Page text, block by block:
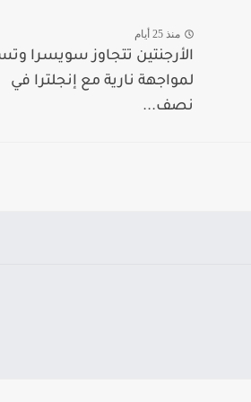
منذ 25 أيام
الأرجنتين تتجاوز سويسرا
لمواجهة نارية مع إنجلترا في
نصف...